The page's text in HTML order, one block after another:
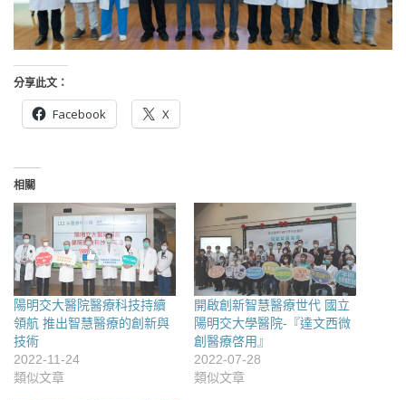
分享此文：
Facebook X
相關
陽明交大醫院醫療科技持續
領航 推出智慧醫療的創新與
技術
2022-11-24
類似文章
開啟創新智慧醫療世代 國立
陽明交大學醫院-『達文西微
創醫療啓用』
2022-07-28
類似文章